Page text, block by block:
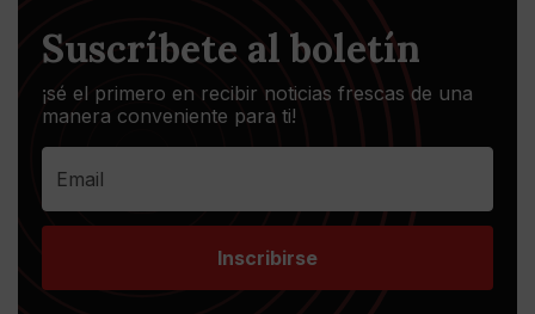
Suscríbete al boletín
¡sé el primero en recibir noticias frescas de una
manera conveniente para ti!
Inscribirse